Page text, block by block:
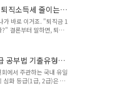
뀐 ..
상 국가기술자격 취득
령 중 가장 높은 증가율
후를 위해 50대 남성들이
다. 고용노동부와 한국직
자격증 취득자 51만 명
자격증만 골랐습니다. ※
직소득세 줄이는
가 바로 이거죠. "퇴직금 1
결론부터 말하면, 퇴직
어드는 구조입니다. 20
40%까지 줄어들기도
조, 실제 계산 예시, 그
지 한 번에 정리해 드립니
당 글로 이동됩니다. 1.
수록 세금 줄어드는 이
공부법 기출유형
에서 주관하는 국내 유일
심화 등급(1급, 2급)은 공
업 종사자 선발에서 인